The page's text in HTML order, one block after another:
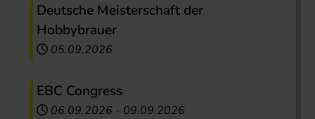
Deutsche Meisterschaft der
Hobbybrauer
05.09.2026
EBC Congress
06.09.2026 - 09.09.2026